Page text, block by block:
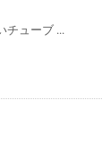
チューブ ...